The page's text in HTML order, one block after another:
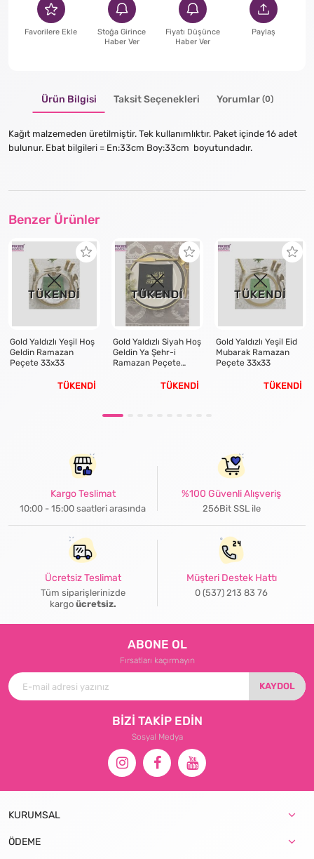
Favorilere Ekle
Stoğa Girince
Haber Ver
Fiyatı Düşünce
Haber Ver
Paylaş
Ürün Bilgisi Taksit Seçenekleri Yorumlar (0)
Kağıt malzemeden üretilmiştir. Tek kullanımlıktır. Paket içinde 16 adet
bulunur. Ebat bilgileri = En:33cm Boy:33cm boyutundadır.
Benzer Ürünler
TÜKENDİ
Gold Yaldızlı Yeşil Hoş
Geldin Ramazan
Peçete 33x33
TÜKENDİ
TÜKENDİ
Gold Yaldızlı Siyah Hoş
Geldin Ya Şehr-i
Ramazan Peçete
TÜKENDİ
TÜKENDİ
Gold Yaldızlı Yeşil Eid
Mubarak Ramazan
Peçete 33x33
TÜKENDİ
Kargo Teslimat
10:00 - 15:00 saatleri arasında
%100 Güvenli Alışveriş
256Bit SSL ile
Ücretsiz Teslimat
Tüm siparişlerinizde
kargo ücretsiz.
Müşteri Destek Hattı
0 (537) 213 83 76
ABONE OL
Fırsatları kaçırmayın
KAYDOL
BİZİ TAKİP EDİN
Sosyal Medya
KURUMSAL
ÖDEME